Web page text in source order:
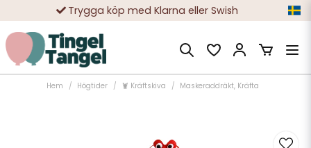
Trygga köp med Klarna eller Swish
Hem Högtider 🦞 Kräftskiva Maskeraddräkt, Kräfta